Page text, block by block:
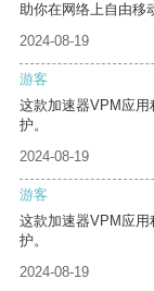
助你在网络上自由移
2024-08-19
游客
这款加速器VPM应
护。
2024-08-19
游客
这款加速器VPM应
护。
2024-08-19